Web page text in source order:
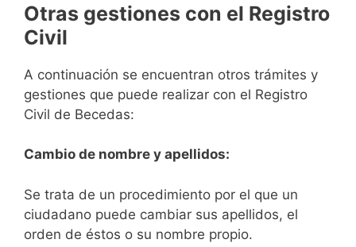
Otras gestiones con el Registro
Civil
A continuación se encuentran otros trámites y
gestiones que puede realizar con el Registro
Civil de Becedas:
Cambio de nombre y apellidos:
Se trata de un procedimiento por el que un
ciudadano puede cambiar sus apellidos, el
orden de éstos o su nombre propio.